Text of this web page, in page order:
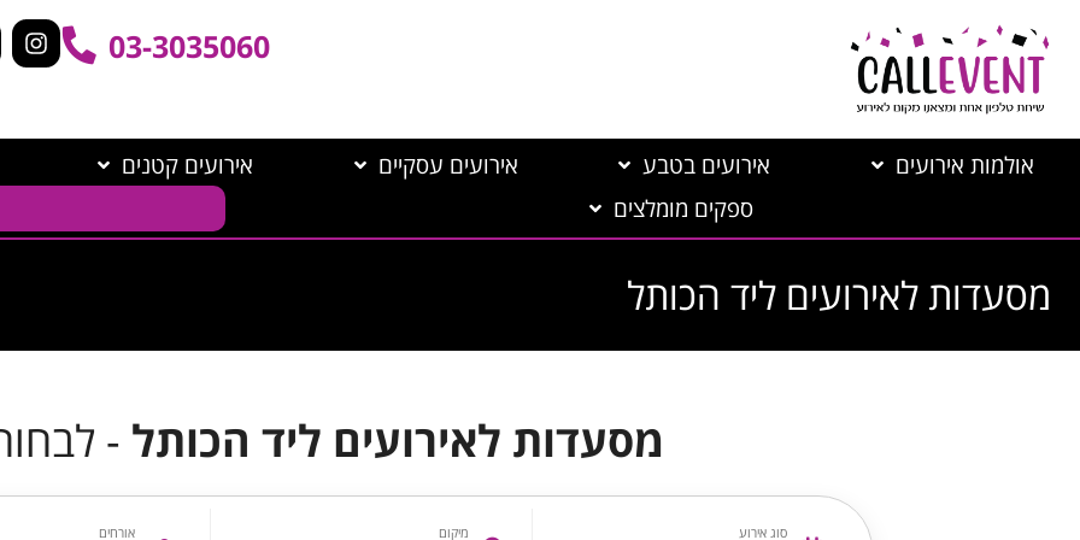
03-3035060
אולמות אירועים אירועים בטבע אירועים עסקיים אירועים קטנים
ספקים מומלצים
מסעדות לאירועים ליד הכותל
מסעדות לאירועים ליד הכותל -
סוג אירוע מיקום אורחים